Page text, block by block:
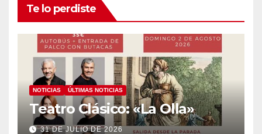
Te lo perdiste
NOTICIAS ÚLTIMAS NOTICIAS
Teatro Clásico: «La Olla»
31 DE JULIO DE 2026